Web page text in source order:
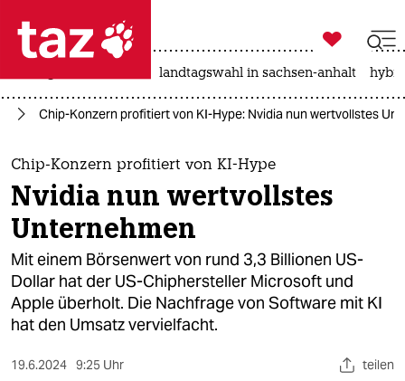
 taz zahl ich
taz zahl ich
themen
politik
öko
gesellschaft
kultur
sport

taz zahl ich
landtagswahl in sachsen-anhalt
Chip-Konzern profitiert von KI-Hype: Nvidia nun wertvollstes
Chip-Konzern profitiert von KI-Hype
Nvidia nun wertvollstes
Unternehmen
Mit einem Börsenwert von rund 3,3 Billionen US-
Dollar hat der US-Chiphersteller Microsoft und
Apple überholt. Die Nachfrage von Software mit KI
hat den Umsatz vervielfacht.
19.6.2024 9:25 Uhr teilen